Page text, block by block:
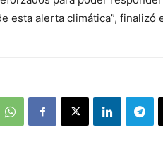
esta alerta climática”, finalizó